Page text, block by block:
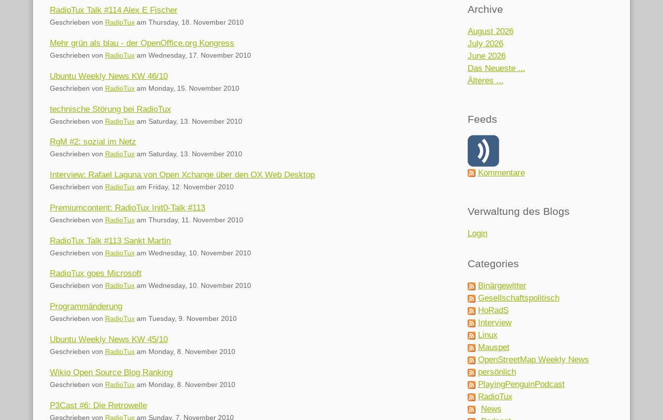
RadioTux Talk #114 Alex E Fischer
Geschrieben von RadioTuxam Thursday, 18. November 2010
Mehr grün als blau - der OpenOffice.org Kongress
Geschrieben von RadioTuxam Wednesday, 17. November 2010
Ubuntu Weekly News KW 46/10
Geschrieben von RadioTuxam Monday, 15. November 2010
technische Störung bei RadioTux
Geschrieben von RadioTuxam Saturday, 13. November 2010
RgM #2: sozial im Netz
Geschrieben von RadioTuxam Saturday, 13. November 2010
Interview: Rafael Laguna von Open Xchange über den OX Web Desktop
Geschrieben von RadioTuxam Friday, 12. November 2010
Premiumcontent: RadioTux Init0-Talk #113
Geschrieben von RadioTuxam Thursday, 11. November 2010
RadioTux Talk #113 Sankt Martin
Geschrieben von RadioTuxam Wednesday, 10. November 2010
RadioTux goes Microsoft
Geschrieben von RadioTuxam Wednesday, 10. November 2010
Programmänderung
Geschrieben von RadioTuxam Tuesday, 9. November 2010
Ubuntu Weekly News KW 45/10
Geschrieben von RadioTuxam Monday, 8. November 2010
Wikio Open Source Blog Ranking
Geschrieben von RadioTuxam Monday, 8. November 2010
P3Cast #6: Die Retrowelle
Geschrieben von RadioTuxam Sunday, 7. November 2010
Archive
August 2026
July 2026
June 2026
Das Neueste ...
Älteres ...
Feeds
Kommentare
Verwaltung des Blogs
Login
Categories
Binärgewitter
Gesellschaftspolitisch
HoRadS
Interview
Linux
Mauspet
OpenStreetMap Weekly News
persönlich
PlayingPenguinPodcast
RadioTux
News